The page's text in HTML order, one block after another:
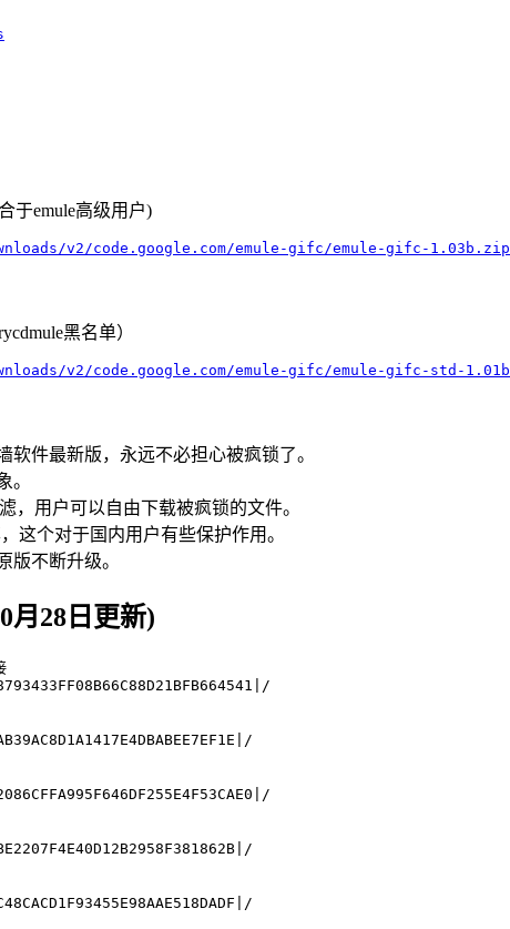
于emule高级用户)
v2/code.google.com/emule-gifc/emule-gifc-1.03b.zip
黑名单）
v2/code.google.com/emule-gifc/emule-gifc-std-
件最新版，永远不必担心被疯锁了。
。
，用户可以自由下载被疯锁的文件。
这个对于国内用户有些保护作用。
版不断升级。
月28日更新)